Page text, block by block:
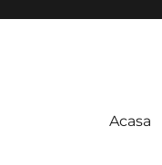
Acasa